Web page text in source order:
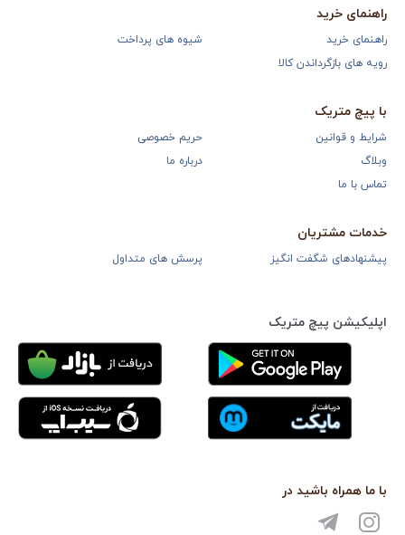
راهنمای خرید
راهنمای خرید
شیوه های پرداخت
رویه های بازگرداندن کالا
با پیچ متریک
شرایط و قوانین
حریم خصوصی
وبلاگ
درباره ما
تماس با ما
خدمات مشتریان
پیشنهادهای شگفت انگیز پرسش های متداول
اپلیکیشن پیچ متریک
با ما همراه باشید در